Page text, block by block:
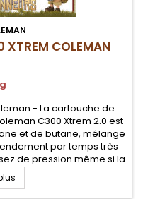
COLEMAN
- La cartouche de
C300 Xtrem 2.0 est
et de butane, mélange
par temps très
de pression même si la
Système à valve